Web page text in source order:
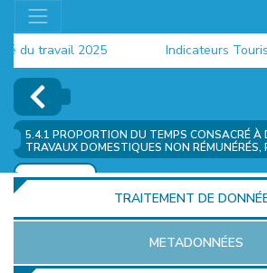
travail 2025 Indicateurs Tourisme
5.4.1 PROPORTION DU TEMPS CONSACRÉ À
TRAVAUX DOMESTIQUES NON RÉMUNÉRÉS,
AJOUTER
TRAITEMENT DE
METADONNÉES